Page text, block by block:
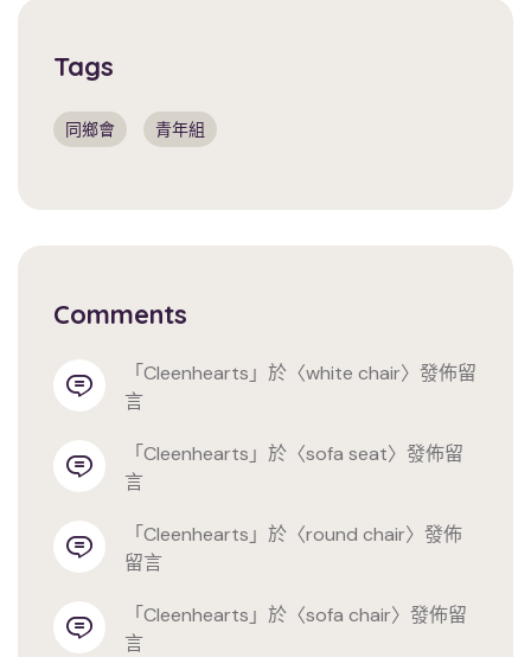
Tags
同鄉會 青年組
Comments
「 cleenhearts 」於〈white chair〉發佈留
言
「 cleenhearts 」於〈sofa seat〉發佈留
言
「 cleenhearts 」於〈round chair〉發佈
留言
「 cleenhearts 」於〈sofa chair〉發佈留
言